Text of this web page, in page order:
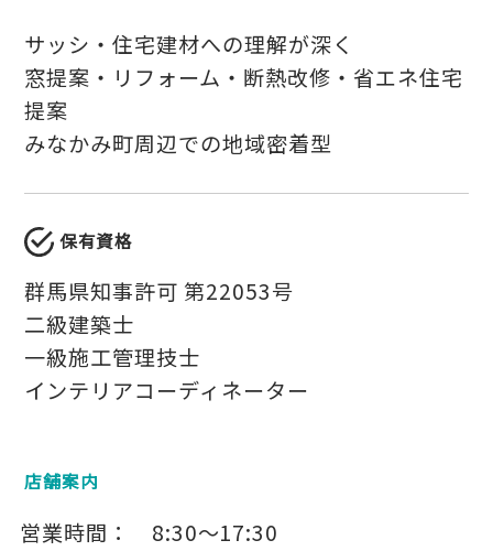
サッシ・住宅建材への理解が深く
窓提案・リフォーム・断熱改修・省エネ住宅
提案
みなかみ町周辺での地域密着型
保有資格
群馬県知事許可 第22053号
二級建築士
一級施工管理技士
インテリアコーディネーター
店舗案内
営業時間：
8:30～17:30